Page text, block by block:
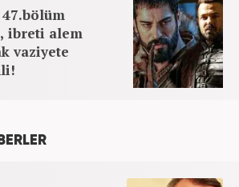
ibreti alem
vaziyete